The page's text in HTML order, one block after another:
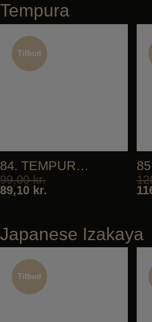
Tempura
Tilbud
Tilbud
84. TEMPURA VEGETABLES
99,00kr.
89,10 kr.
Japanese Izakaya
Tilbud
Tilbud